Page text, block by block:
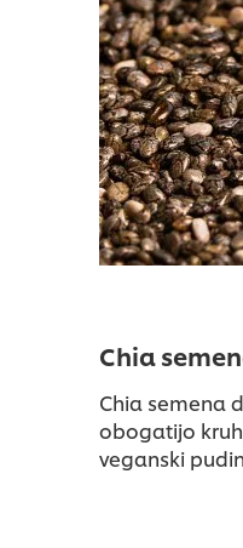
Chia
Chia semena
obogatijo
veganski